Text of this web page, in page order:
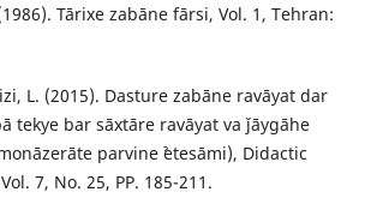
Tārixe zabāne fārsi, Vol. 1, Tehran:
L. (2015). Dasture zabāne ravāyat dar
tekye bar sāxtāre ravāyat va ǰāygāhe
parvine ˀetesāmi), Didactic
7, No. 25, PP. 185-211.